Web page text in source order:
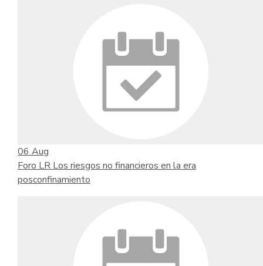
06 Aug
Foro LR Los riesgos no financieros en la era
posconfinamiento